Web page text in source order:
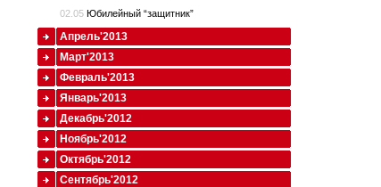
02.05 Юбилейный “защитник”
Апрель'2013
Март'2013
Февраль'2013
Январь'2013
Декабрь'2012
Ноябрь'2012
Октябрь'2012
Сентябрь'2012